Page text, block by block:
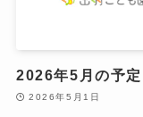
2026年5月の予定
2026年5月1日